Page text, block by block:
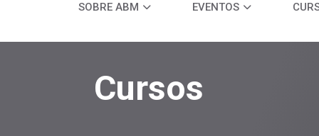
SOBRE ABM EVENTOS
Cursos